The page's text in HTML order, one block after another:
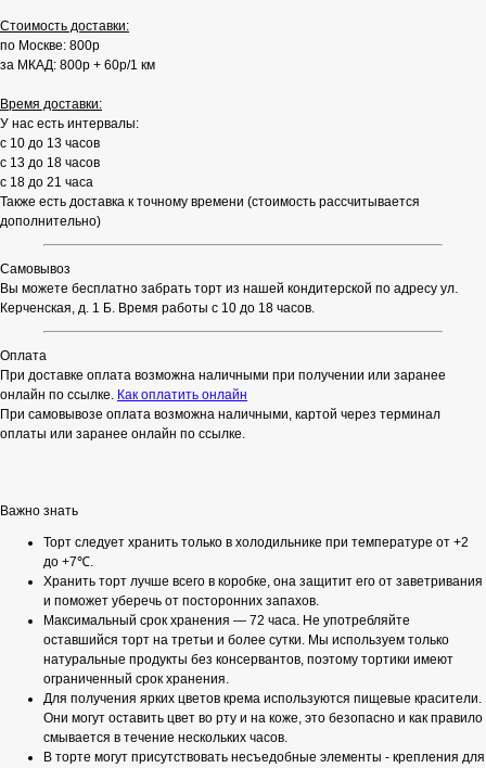
Стоимость доставки:
по Москве: 800р
за МКАД: 800р + 60р/1 км
Время доставки:
У нас есть интервалы:
с 10 до 13 часов
с 13 до 18 часов
с 18 до 21 часа
Также есть доставка к точному времени (стоимость рассчитывается
дополнительно)
Самовывоз
Вы можете бесплатно забрать торт из нашей кондитерской по адресу ул.
Керченская, д. 1 Б. Время работы с 10 до 18 часов.
Оплата
При доставке оплата возможна наличными при получении или заранее
онлайн по ссылке. Как оплатить онлайн
При самовывозе оплата возможна наличными, картой через терминал
оплаты или заранее онлайн по ссылке.
Важно знать
Торт следует хранить только в холодильнике при температуре от +2
до +7℃.
Хранить торт лучше всего в коробке, она защитит его от заветривания
и поможет уберечь от посторонних запахов.
Максимальный срок хранения — 72 часа. Не употребляйте
оставшийся торт на третьи и более сутки. Мы используем только
натуральные продукты без консервантов, поэтому тортики имеют
ограниченный срок хранения.
Для получения ярких цветов крема используются пищевые красители.
Они могут оставить цвет во рту и на коже, это безопасно и как правило
смывается в течение нескольких часов.
В торте могут присутствовать несъедобные элементы - крепления для